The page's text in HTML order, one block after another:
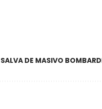
SALVA DE MASIVO